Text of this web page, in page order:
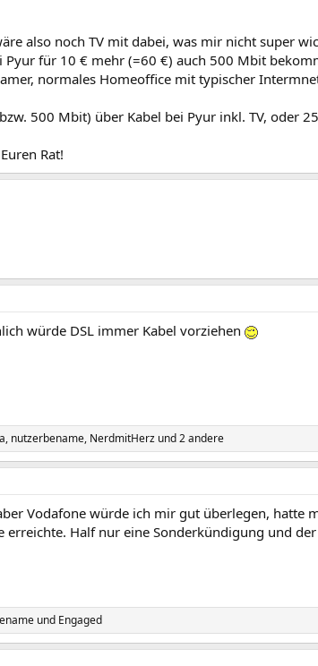
also noch TV mit dabei, was mir nicht super
Pyur für 10 € mehr (=60 €) auch 500 Mbit
normales Homeoffice mit typischer
500 Mbit) über Kabel bei Pyur inkl. TV, oder
Rat!
würde DSL immer Kabel vorziehen
, nutzerbename, NerdmitHerz und 2 andere
Vodafone würde ich mir gut überlegen, hatte
erreichte. Half nur eine Sonderkündigung und der
und Engaged